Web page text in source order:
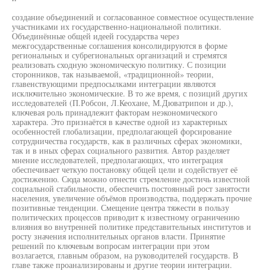
создание объединений и согласованное совместное осуществление
участниками их государственно-национальной политики.
Объединённые общей идеей государства через
межгосударственные соглашения консолидируются в форме
региональных и субрегиональных организаций и стремятся
реализовать сходную экономическую политику. С позиции
сторонников, так называемой, «традиционной» теории,
главенствующими предпосылками интеграции являются
исключительно экономические. В то же время, с позиций других
исследователей (П.Робсон, Л.Кеохане, М.Дюватрипон и др.),
ключевая роль принадлежит факторам неэкономического
характера. Это признаётся в качестве одной из характерных
особенностей глобализации, предполагающей форсирование
сотрудничества государств, как в различных сферах экономики,
так и в иных сферах социального развития. Автор разделяет
мнение исследователей, предполагающих, что интеграция
обеспечивает четкую постановку общей цели и содействует её
достижению. Сюда можно отнести стремление достичь известной
социальной стабильности, обеспечить постоянный рост занятости
населения, увеличение объёмов производства, поддержать прочие
позитивные тенденции. Смещение центра тяжести в пользу
политических процессов приводит к известному ограничению
влияния во внутренней политике представительных институтов и
росту значения исполнительных органов власти. Принятие
решений по ключевым вопросам интеграции при этом
возлагается, главным образом, на руководителей государств. В
главе также проанализированы и другие теории интеграции.